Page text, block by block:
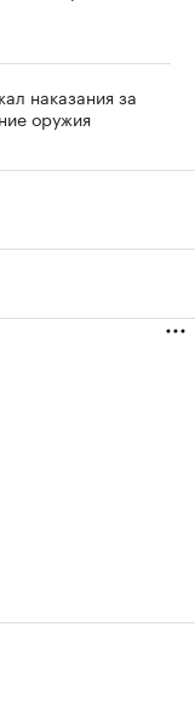
наказания за
оружия